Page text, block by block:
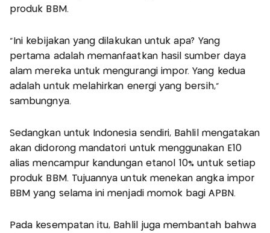
produk BBM.
"Ini kebijakan yang dilakukan untuk apa? Yang
pertama adalah memanfaatkan hasil sumber daya
alam mereka untuk mengurangi impor. Yang kedua
adalah untuk melahirkan energi yang bersih,"
sambungnya.
Sedangkan untuk Indonesia sendiri, Bahlil mengatakan
akan didorong mandatori untuk menggunakan E10
alias mencampur kandungan etanol 10% untuk setiap
produk BBM. Tujuannya untuk menekan angka impor
BBM yang selama ini menjadi momok bagi APBN.
Pada kesempatan itu, Bahlil juga membantah bahwa